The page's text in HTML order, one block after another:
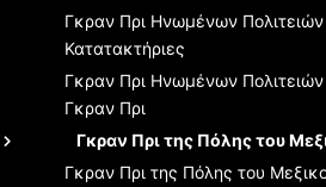
Γκραν Πρι Ηνωμένων Πολιτειών
Κατατακτήριες
Γκραν Πρι Ηνωμένων Πολιτειών
Γκραν Πρι
Γκραν Πρι της Πόλης του
Γκραν Πρι της Πόλης του